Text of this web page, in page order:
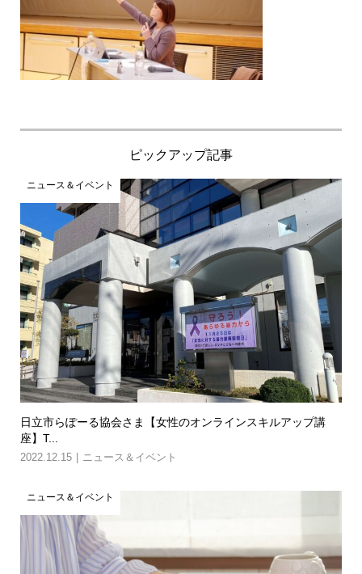
ピックアップ記事
ニュース＆イベント
日立市らぽーる協会さま【女性のオンラインスキルアップ講
座】T...
2022.12.15 ニュース＆イベント
ニュース＆イベント